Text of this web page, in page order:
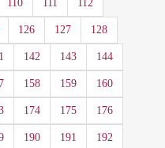
110 111 112
126 127 128
142 143 144
158 159 160
174 175 176
190 191 192